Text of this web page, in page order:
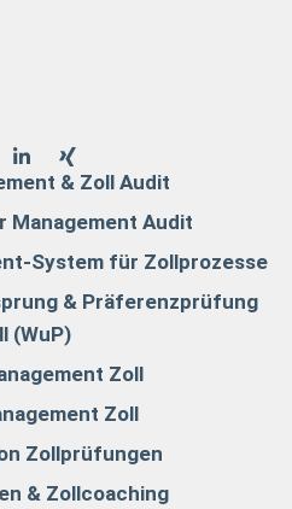
& Zoll Audit
Management Audit
System für Zollprozesse
& Präferenzprüfung
(WuP)
Zoll
Zoll
Zollprüfungen
& Zollcoaching